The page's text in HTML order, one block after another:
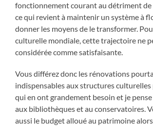
fonctionnement courant au détriment de
ce qui revient à maintenir un système à
donner les moyens de le transformer.
culturelle mondiale, cette trajectoire ne
considérée comme satisfaisante.
Vous différez donc les rénovations
indispensables aux structures culturelles
qui en ont grandement besoin et je
aux bibliothèques et au conservatoires.
aussi le budget alloué au patrimoine